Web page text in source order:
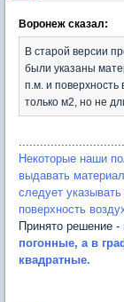
Воронеж сказал:
В старой версии
были указаны
п.м. и поверхность
только м2, но не
Некоторые наши
выдавать
следует
поверхность
Принято решение -
погонные, а в
квадратные.